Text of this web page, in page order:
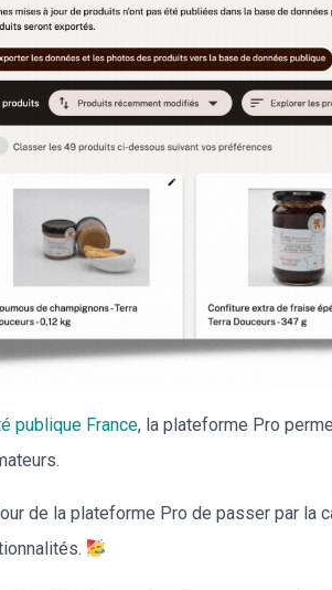
publique France, la plateforme Pro
de la plateforme Pro de passer par la